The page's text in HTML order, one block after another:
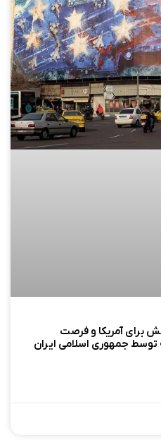
برای آمریکا و فرصت
جمهوری اسلامی ایران